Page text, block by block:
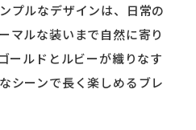
プルなデザインは、日常の
マルな装いまで自然に寄り
ールドとルビーが織りなす
シーンで長く楽しめるブレ